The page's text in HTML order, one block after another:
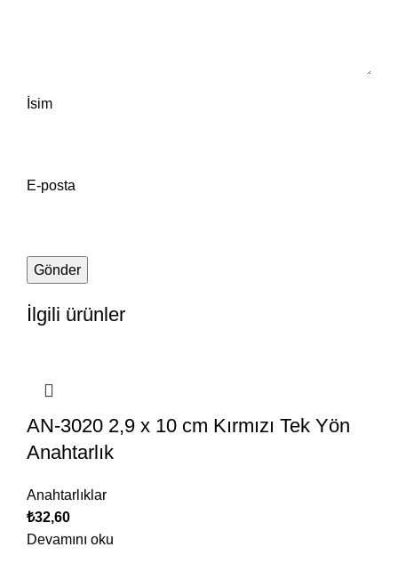
İsim
E-posta
İlgili ürünler
AN-3020 2,9 x 10 cm Kırmızı Tek Yön
Anahtarlık
Anahtarlıklar
₺32,60
Devamını oku